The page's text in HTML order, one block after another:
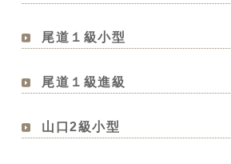
尾道１級小型
尾道１級進級
山口2級小型